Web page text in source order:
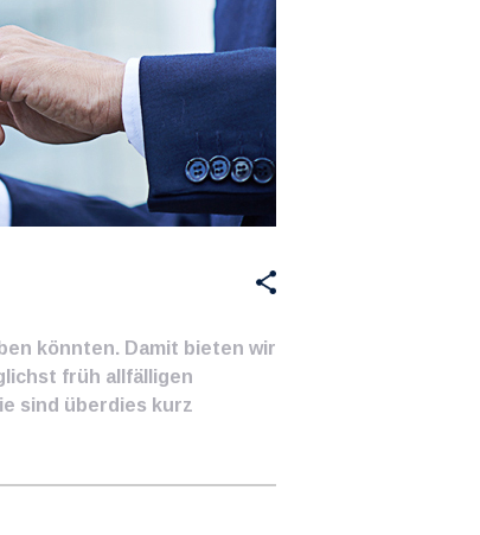
könnten. Damit bieten wir
früh allfälligen
sind überdies kurz